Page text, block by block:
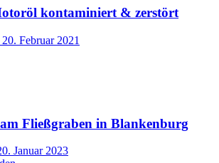
kontaminiert & zerstört
20. Februar 2021
Fließgraben in Blankenburg
Januar 2023